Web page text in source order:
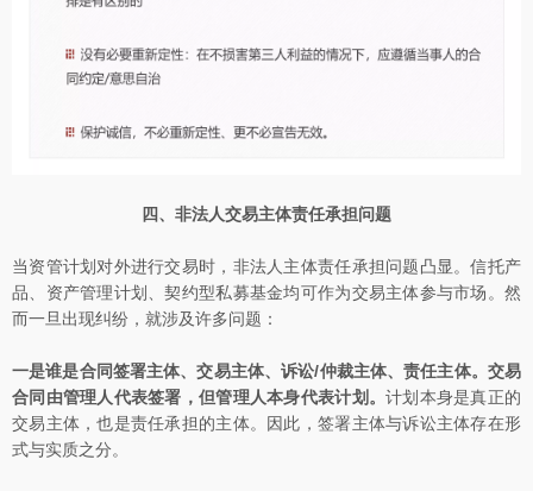
四、非法人交易主体责任承担问题
当资管计划对外进行交易时，非法人主体责任承担问题凸显。信托产
品、资产管理计划、契约型私募基金均可作为交易主体参与市场。然
而一旦出现纠纷，就涉及许多问题：
一是谁是合同签署主体、交易主体、诉讼/仲裁主体、责任主体。交易
合同由管理人代表签署，但管理人本身代表计划。计划本身是真正的
交易主体，也是责任承担的主体。因此，签署主体与诉讼主体存在形
式与实质之分。